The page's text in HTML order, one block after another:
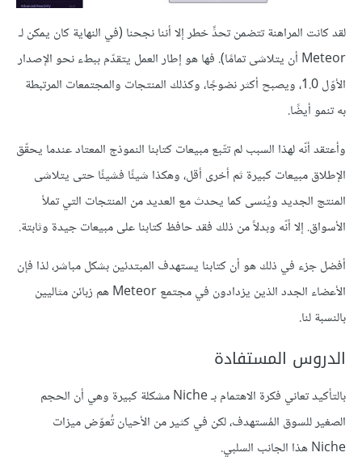
لقد كانت المراهنة تتضمن تحدٍّ خطر إلا أننا نجحنا (في النهاية كان يمكن لـ
Meteor أن يتلاشى تمامًا). فها هو إطار العمل يتقدّم ببطء نحو الإصدار
الأوّل 1.0، ويصبح أكثر نضوجًا، وكذلك المنتجات والمجتمعات المرتبطة
به تنمو أيضًا.
وأعتقد أنّه لهذا السبب لم تتّبع مبيعات كتابنا النموذج المعتاد عندما يحقّق
الإطلاق مبيعات كبيرة ثم أخرى أقل، وهكذا شيئًا فشيئًا حتى يتلاشى
المنتج الجديد ويُنسى كما يحدث مع العديد من المنتجات التي تملأ
الأسواق. إلا أنّه وبدلاً من ذلك فقد حافظ كتابنا على مبيعات جيدة وثابتة.
أفضل جزء في ذلك هو أن كتابنا يستهدف المبتدئين بشكل مباشر، لذا فإن
الأعضاء الجدد الذين يزدادون في مجتمع Meteor هم زبائن مثاليين
بالنسبة لنا.
الدروس المستفادة
بالتأكيد تعاني فكرة الاهتمام بـ Niche مشكلة كبيرة وهي أن الحجم
الصغير للسوق المُستهدف، لكن في كثير من الأحيان تُعوّض ميزات
Niche هذا الجانب السلبي.